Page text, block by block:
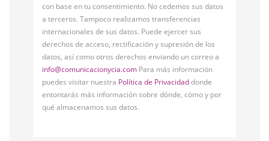
con base en tu consentimiento. No cedemos sus datos
a terceros. Tampoco realizamos transferencias
internacionales de sus datos. Puede ejercer sus
derechos de acceso, rectificación y supresión de los
datos, así como otros derechos enviando un correo a
info@comunicacionycia.com Para más información
puedes visitar nuestra Política de Privacidaddonde
entontarás más información sobre dónde, cómo y por
qué almacenamos sus datos.